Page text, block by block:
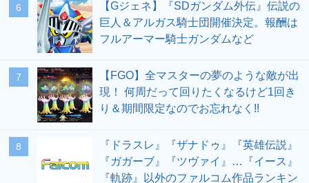
6
【Gジェネ】『SDガンダム外伝』伝説の
巨人＆アルガス騎士団開催決定。報酬は
フルアーマー騎士ガンダムなど
7
【FGO】全マスターの夢のような敵が出
現！ 何周だって回りたくなるけど1回き
り＆期間限定なのでお忘れなく!!
8
『ドラスレ』『ザナドゥ』『英雄伝説』
『ガガーブ』『ツヴァイ』…『イース』
『軌跡』以外のファルコム作品ランキン